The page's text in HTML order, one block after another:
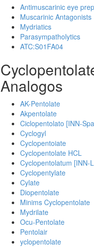
Antimuscarinic eye
Muscarinic Antagonists
Mydriatics
Parasympatholytics
ATC:S01FA04
Analogos
AK-Pentolate
Akpentolate
Ciclopentolato [INN-
Cyclogyl
Cyclopentoiate
Cyclopentolate HCL
Cyclopentolatum [INN-
Cyclopentylate
Cylate
Diopentolate
Minims Cyclopentolate
Mydrilate
Ocu-Pentolate
Pentolair
yclopentolate